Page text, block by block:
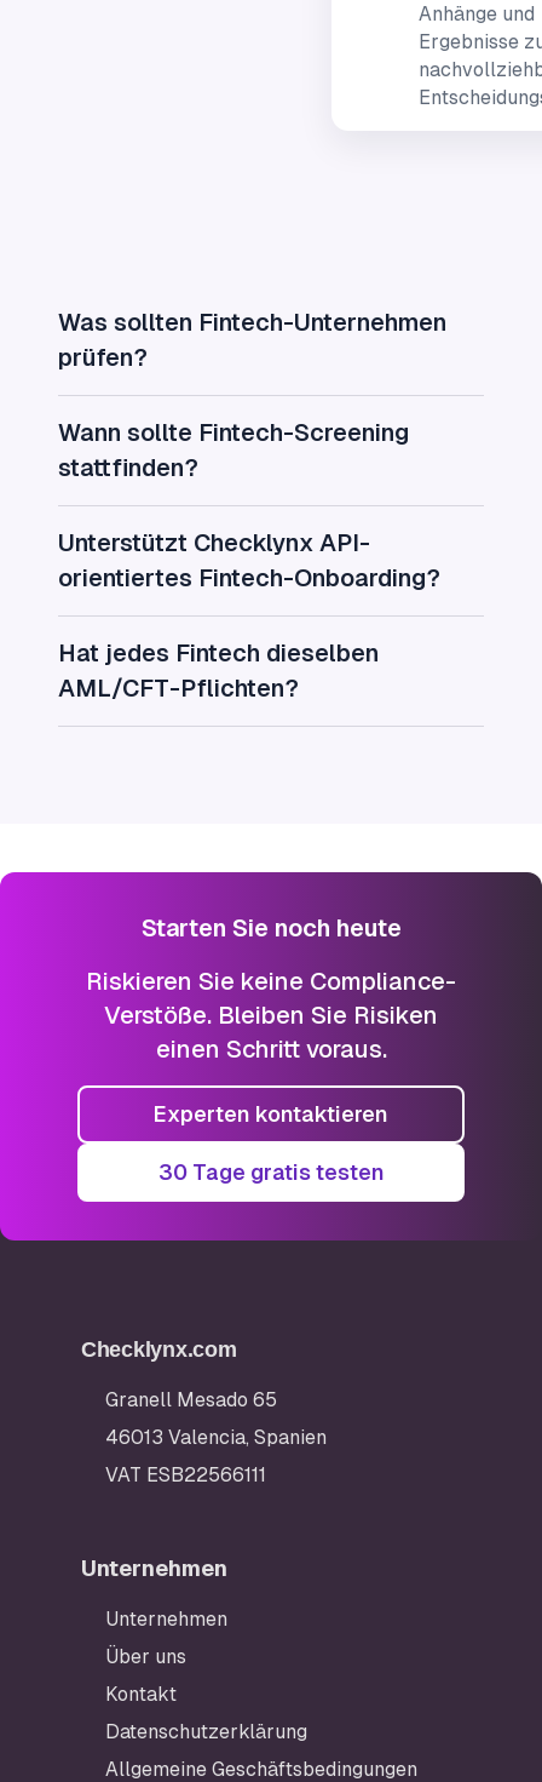
Anhänge und
Ergebnisse
Was sollten Fintech-Unternehmen
prüfen?
Wann sollte Fintech-Screening
stattfinden?
Unterstützt Checklynx API-
orientiertes Fintech-Onboarding?
Hat jedes Fintech dieselben
AML/CFT-Pflichten?
Starten Sie noch heute
Riskieren Sie keine Compliance-
Verstöße. Bleiben Sie Risiken
einen Schritt voraus.
Experten kontaktieren
30 Tage gratis testen
Checklynx.com
Granell Mesado 65
46013 Valencia, Spanien
VAT ESB22566111
Unternehmen
Unternehmen
Über uns
Kontakt
Datenschutzerklärung
Allgemeine Geschäftsbedingungen